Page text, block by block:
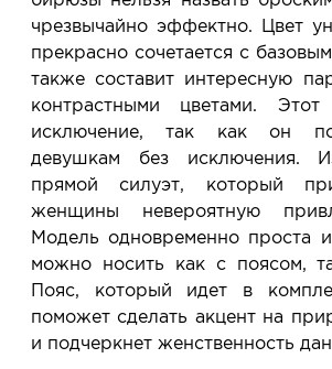
чрезвычайно эффектно. Цвет
прекрасно сочетается с
также составит интересную
контрастными цветами.
исключение, так как он
девушкам без исключения.
прямой силуэт, который
женщины невероятную
Модель одновременно проста и
можно носить как с поясом,
Пояс, который идет в
поможет сделать акцент на
и подчеркнет женственность